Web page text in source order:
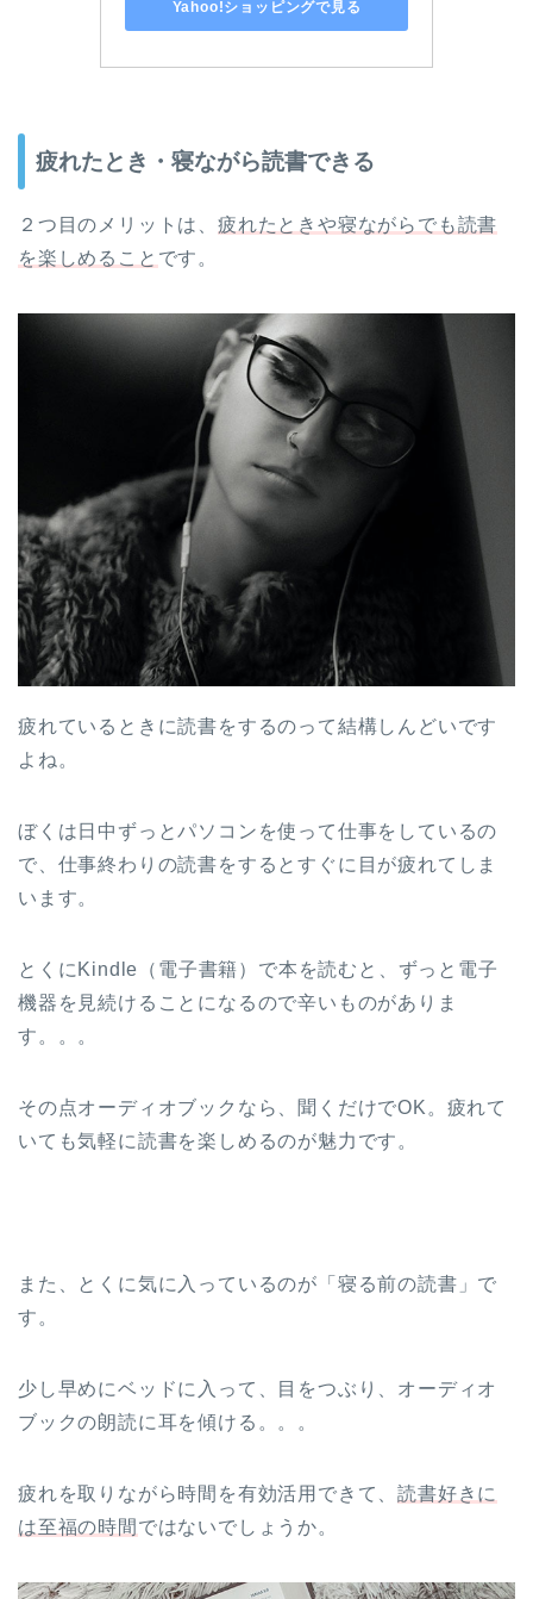
Yahoo!ショッピングで見る
疲れたとき・寝ながら読書できる
２つ目のメリットは、 疲れたときや寝ながらでも読書
を楽しめること です。
疲れているときに読書をするのって結構しんどいです
よね。
ぼくは日中ずっとパソコンを使って仕事をしているの
で、仕事終わりの読書をするとすぐに目が疲れてしま
います。
とくにKindle（電子書籍）で本を読むと、ずっと電子
機器を見続けることになるので辛いものがありま
す。。。
その点オーディオブックなら、聞くだけでOK。疲れて
いても気軽に読書を楽しめるのが魅力です。
また、とくに気に入っているのが「寝る前の読書」で
す。
少し早めにベッドに入って、目をつぶり、オーディオ
ブックの朗読に耳を傾ける。。。
疲れを取りながら時間を有効活用できて、読書好きに
は至福の時間 ではないでしょうか。